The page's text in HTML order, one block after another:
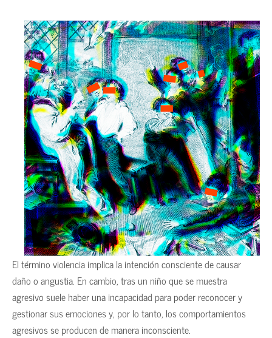
El término violencia implica la intención consciente de causar
daño o angustia. En cambio, tras un niño que se muestra
agresivo suele haber una incapacidad para poder reconocer y
gestionar sus emociones y, por lo tanto, los comportamientos
agresivos se producen de manera inconsciente.